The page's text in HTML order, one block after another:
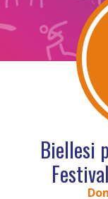
Biellesi